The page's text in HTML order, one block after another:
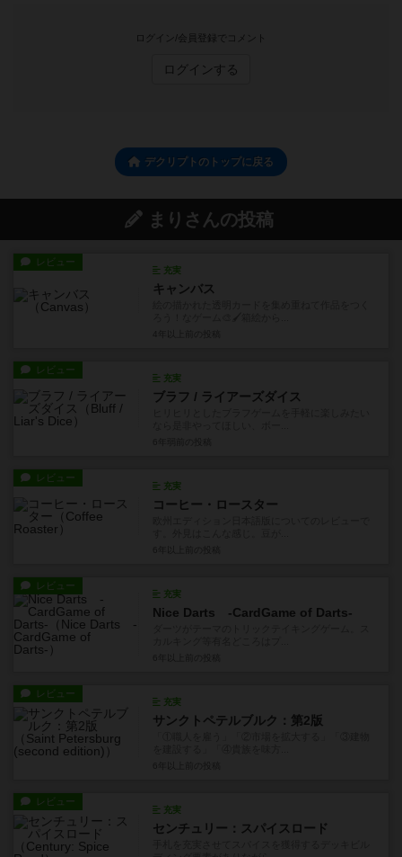
ログイン/会員登録でコメント
ログインする
デクリプトのトップに戻る
まりさんの投稿
レビュー
充実
キャンバス
レビュー
充実
ブラフ / ライアーズダイス
レビュー
充実
コーヒー・ロースター
レビュー
充実
Nice Darts -CardGame of Darts-
レビュー
充実
サンクトペテルブルク：第2版
レビュー
充実
センチュリー：スパイスロード